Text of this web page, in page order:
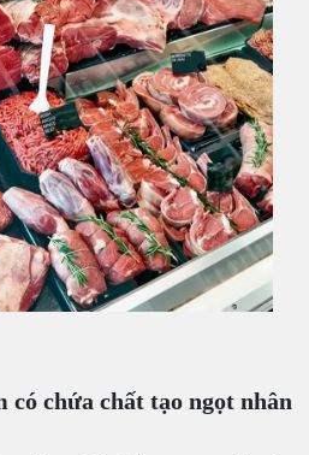
có chứa chất tạo ngọt nhân